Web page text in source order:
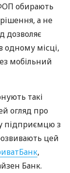
обирають
а не
дозволяє
одному місці,
мобільний
такі
огляд про
підприємцю з
цей
,
Банк.